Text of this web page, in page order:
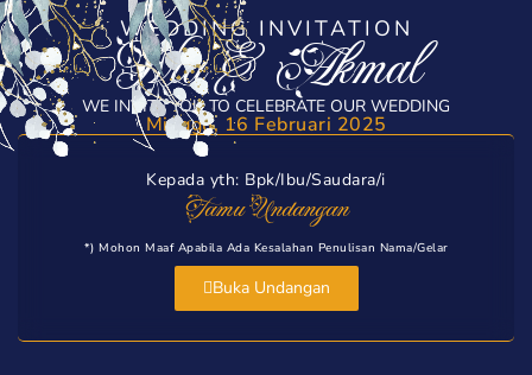
WEDDING INVITATION
Nia & Akmal
WE INVITE YOU TO CELEBRATE OUR WEDDING
Minggu, 16 Februari 2025
Kepada yth: Bpk/Ibu/Saudara/i
Tamu Undangan
*) Mohon Maaf Apabila Ada Kesalahan Penulisan Nama/gelar
Buka Undangan